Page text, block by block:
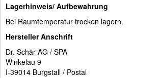
Lagerhinweis/ Aufbewahrung
Bei Raumtemperatur trocken lagern.
Hersteller Anschrift
Dr. Schär AG / SPA
Winkelau 9
I-39014 Burgstall / Postal